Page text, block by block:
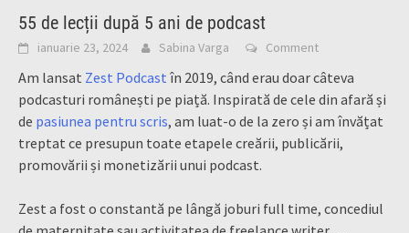
55 de lecții după 5 ani de podcast
ianuarie 23, 2024 Sabina Varga Comment
Am lansat Zest Podcast în 2019, când erau doar câteva
podcasturi românești pe piață. Inspirată de cele din afară și
de pasiunea pentru scris, am luat-o de la zero și am învățat
treptat ce presupun toate etapele creării, publicării,
promovării și monetizării unui podcast.
Zest a fost o constantă pe lângă joburi full time, concediul